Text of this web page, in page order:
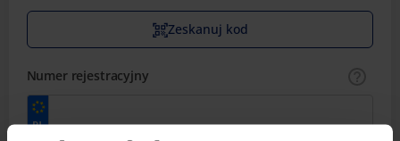
Zeskanuj kod
Numer rejestracyjny